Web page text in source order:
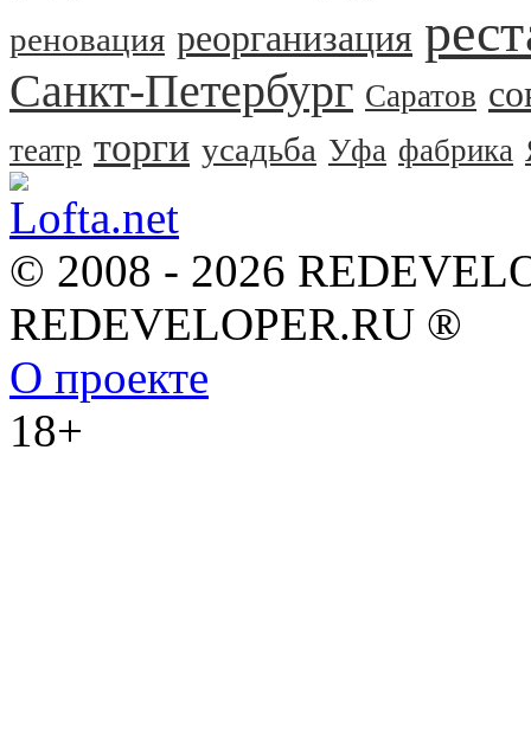
реновация реорганизация
Санкт-Петербург Саратов
театр торги усадьба Уфа фабрика
© 2008 - 2026
REDEVELOPER.RU ®
О проекте
18+